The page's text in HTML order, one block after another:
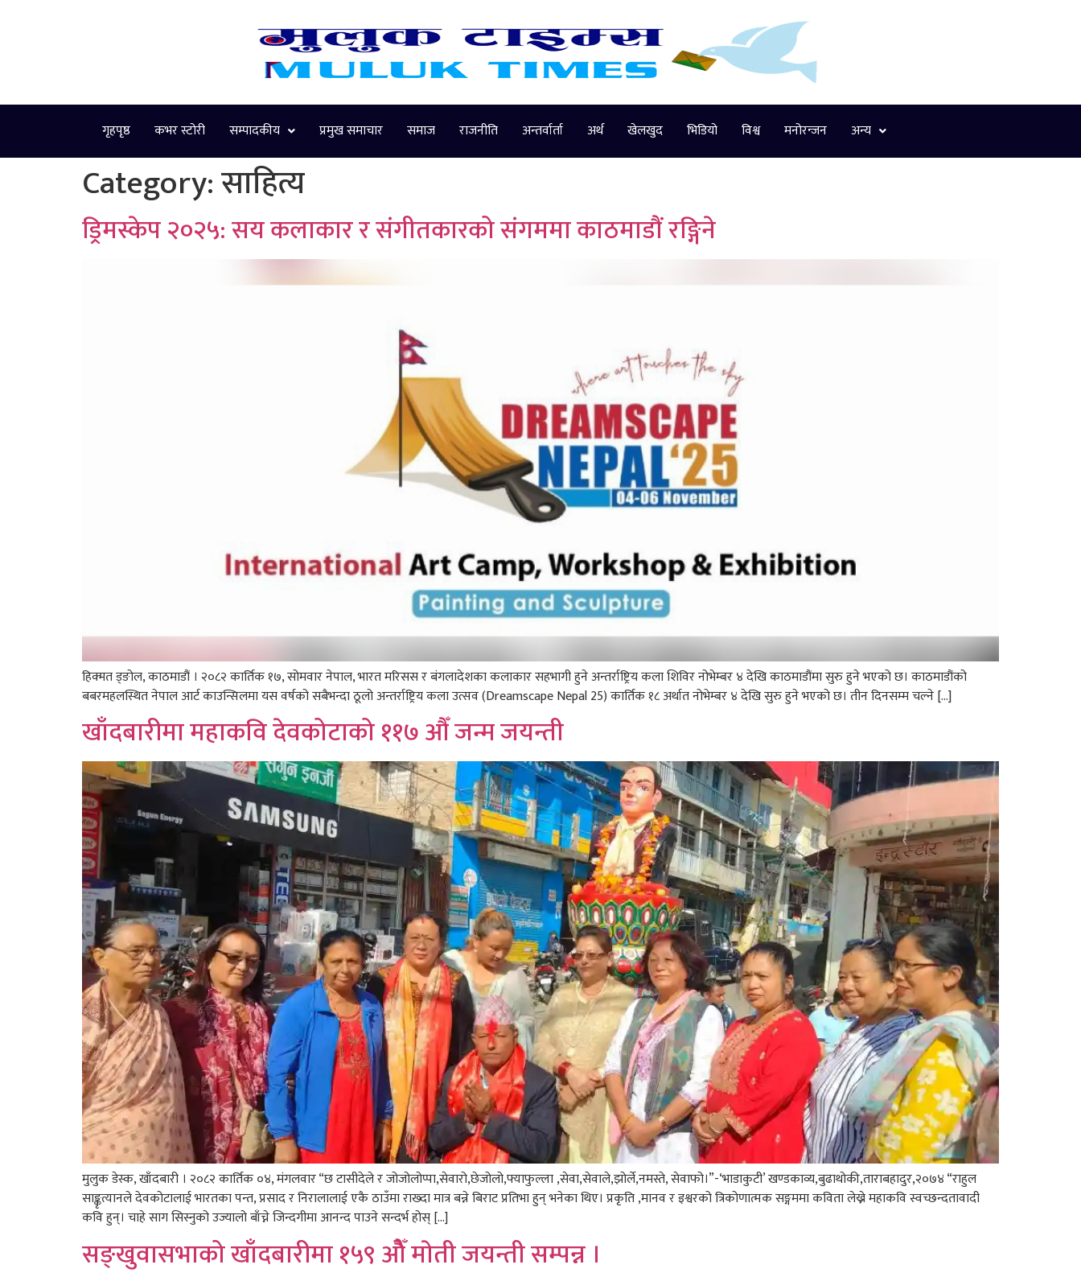
गृहपृष्ठ कभर स्टोरी सम्पादकीय प्रमुख समाचार समाज राजनीति अन्तर्वार्ता अर्थ खेलखुद भिडियो विश्व मनोरन्जन अन्य
Category:साहित्य
ड्रिमस्केप २०२५: सय कलाकार र संगीतकारको संगममा काठमाडौं रङ्गिने
हिक्मत ड्ङोल, काठमाडौं । २०८२ कार्तिक १७, सोमवार नेपाल, भारत मरिसस र बंगलादेशका कलाकार सहभागी हुने अन्तर्राष्ट्रिय कला शिविर नोभेम्बर ४ देखि काठमाडौंमा सुरु हुने भएको छ। काठमाडौंको
बबरमहलस्थित नेपाल आर्ट काउन्सिलमा यस वर्षको सबैभन्दा ठूलो अन्तर्राष्ट्रिय कला उत्सव (Dreamscape Nepal 25) कार्तिक १८ अर्थात नोभेम्बर ४ देखि सुरु हुने भएको छ। तीन दिनसम्म चल्ने […]
खाँदबारीमा महाकवि देवकोटाको ११७ औँ जन्म जयन्ती
मुलुक डेस्क, खाँदबारी । २०८२ कार्तिक ०४, मंगलवार “छ टासीदेले र जोजोलोप्पा,सेवारो,छेजोलो,फ्याफुल्ला ,सेवा,सेवाले,झोर्ले,नमस्ते, सेवाफो।”-‘भाडाकुटी’ खण्डकाव्य,बुढाथोकी,ताराबहादुर,२०७४ “राहुल
साङ्कृत्यानले देवकोटालाई भारतका पन्त, प्रसाद र निरालालाई एकै ठाउँमा राख्दा मात्र बन्ने बिराट प्रतिभा हुन् भनेका थिए। प्रकृति ,मानव र इश्वरको त्रिकोणात्मक सङ्गममा कविता लेख्ने महाकवि स्वच्छन्दतावादी
कवि हुन्। चाहे साग सिस्नुको उज्यालो बाँच्ने जिन्दगीमा आनन्द पाउने सन्दर्भ होस् […]
सङ्खुवासभाको खाँदबारीमा १५९ ओैँ माेती जयन्ती सम्पन्न ।